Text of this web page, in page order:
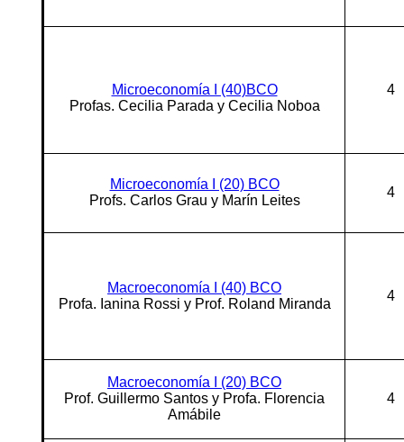
Microeconomía I (40)BCO
Profas. Cecilia Parada y Cecilia Noboa
4
Microeconomía I (20) BCO
Profs. Carlos Grau y Marín Leites
4
Macroeconomía I (40) BCO
Profa. Ianina Rossi y Prof. Roland Miranda
4
Macroeconomía I (20) BCO
Prof. Guillermo Santos y Profa. Florencia
Amábile
4